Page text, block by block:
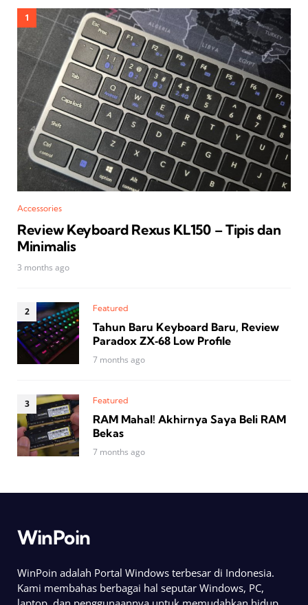
Accessories
Review Keyboard Rexus KL150 – Tipis dan
Minimalis
3 months ago
Featured
Tahun Baru Keyboard Baru, Review
Paradox ZX‑68 Low Profile
7 months ago
Featured
RAM Mahal! Akhirnya Saya Beli RAM
Bekas
7 months ago
WinPoin
WinPoin adalah Portal Windows terbesar di Indonesia.
Kami membahas berbagai hal seputar Windows, PC,